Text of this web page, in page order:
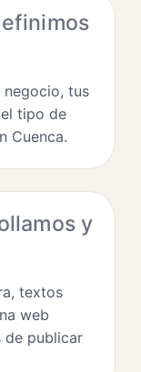
negocio, tus
tipo de
Cuenca.
y
textos
web
de publicar